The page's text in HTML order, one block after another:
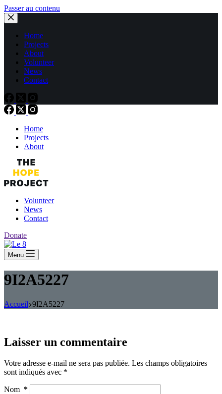
Passer au contenu
Home
Projects
About
Volunteer
News
Contact
Home
Projects
About
Volunteer
News
Contact
Donate
Menu
9I2A5227
Accueil 9I2A5227
Laisser un commentaire
Votre adresse e-mail ne sera pas publiée. Les champs obligatoires
sont indiqués avec *
Nom *